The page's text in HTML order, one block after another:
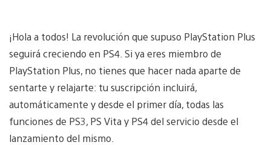
¡Hola a todos! La revolución que supuso PlayStation Plus
seguirá creciendo en PS4. Si ya eres miembro de
PlayStation Plus, no tienes que hacer nada aparte de
sentarte y relajarte: tu suscripción incluirá,
automáticamente y desde el primer día, todas las
funciones de PS3, PS Vita y PS4 del servicio desde el
lanzamiento del mismo.